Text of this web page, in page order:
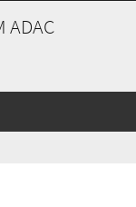
ADAC